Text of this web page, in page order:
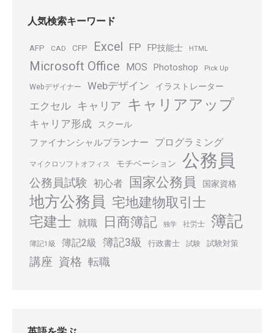
人気検索キーワード
AFP CAD CFP Excel FP FP技能士 HTML
Microsoft Office MOS Photoshop Pick Up
Webデザイナー Webデザイン イラストレーター
エクセル キャリア キャリアアップ
キャリア形成 スクール
ファイナンシャルプランナー プログラミング
マイクロソフトオフィス モチベーション 公務員
公務員試験 初心者 国家公務員 国家資格
地方公務員 宅地建物取引士
宅建士 就職 日商簿記 独学 社労士 簿記
簿記1級 簿記2級 簿記3級 行政書士 試験 試験対策
講座 資格 転職